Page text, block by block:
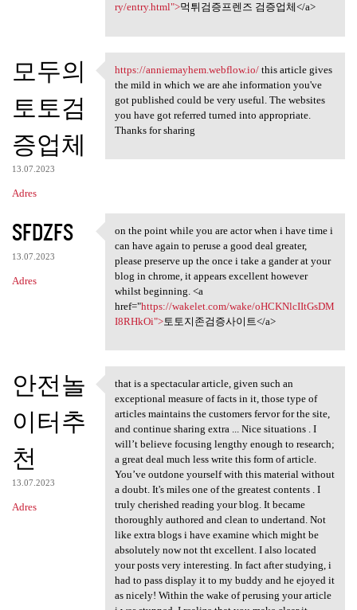
ry/entry.html">먹튀검증프렌즈 검증업체</a>
모두의
토토검
증업체
13.07.2023
Adres
https://anniemayhem.webflow
https://anniemayhem.webflow.io/this article gives
the mild in which we are ahe information you've
got published could be very useful. The websites
you have got referred turned into appropriate.
Thanks for sharing
SFDZFS
13.07.2023
Adres
on the point while you are
on the point while you are actor when i have time i
can have again to peruse a good deal greater,
please preserve up the once i take a gander at your
blog in chrome, it appears excellent however
whilst beginning. <a
href="https://wakelet.com/wake/oHCKNlcIItGsDM
I8RHkOi">토토지존검증사이트</a>
안전놀
이터추
천
13.07.2023
Adres
that is a spectacular article
that is a spectacular article, given such an
exceptional measure of facts in it, those type of
articles maintains the customers fervor for the site,
and continue sharing extra ... Nice situations . I
will’t believe focusing lengthy enough to research;
a great deal much less write this form of article.
You’ve outdone yourself with this material without
a doubt. It's miles one of the greatest contents . I
truly cherished reading your blog. It became
thoroughly authored and clean to undertand. Not
like extra blogs i have examine which might be
absolutely now not tht excellent. I also located
your posts very interesting. In fact after studying, i
had to pass display it to my buddy and he ejoyed it
as nicely! Within the wake of perusing your article